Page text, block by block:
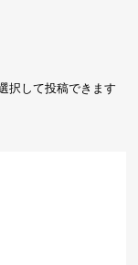
択して投稿できます